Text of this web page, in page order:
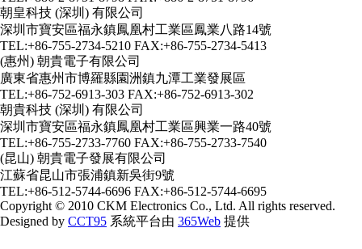
朝皇科技 (深圳) 有限公司
深圳市寶安區福永鎮鳳凰村工業區鳳業八路14號
TEL:+86-755-2734-5210 FAX:+86-755-2734-5413
(惠州) 朝貴電子有限公司
廣東省惠州市博羅縣園洲鎮九潭工業發展區
TEL:+86-752-6913-303 FAX:+86-752-6913-302
朝貴科技 (深圳) 有限公司
深圳市寶安區福永鎮鳳凰村工業區興業一路40號
TEL:+86-755-2733-7760 FAX:+86-755-2733-7540
(昆山) 朝貴電子發展有限公司
江蘇省昆山市張浦鎮新吳街9號
TEL:+86-512-5744-6696 FAX:+86-512-5744-6695
Copyright © 2010 CKM Electronics Co., Ltd. All rights reserved.
Designed by CCT95 系統平台由 365Web 提供